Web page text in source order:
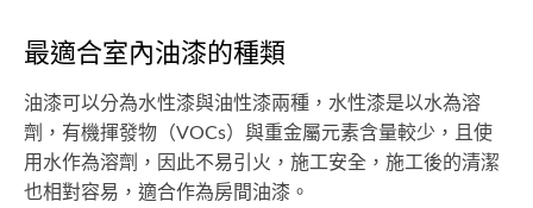
最適合室內油漆的種類
油漆可以分為水性漆與油性漆兩種，水性漆是以水為溶
劑，有機揮發物（VOCs）與重金屬元素含量較少，且使
用水作為溶劑，因此不易引火，施工安全，施工後的清潔
也相對容易，適合作為房間油漆。